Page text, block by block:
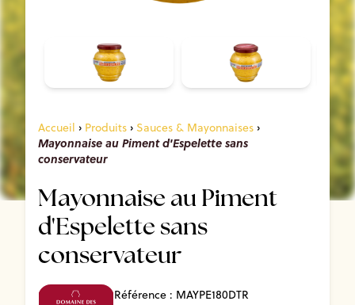
Accueil › Produits › Sauces & Mayonnaises ›
Mayonnaise au Piment d'Espelette sans
conservateur
Mayonnaise au Piment
d'Espelette sans
conservateur
Référence : MAYPE180DTR